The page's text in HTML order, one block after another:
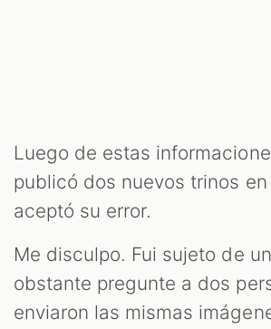
Luego de estas
publicó dos nuevos trinos
aceptó su error.
Me disculpo. Fui sujeto de
obstante pregunte a dos
enviaron las mismas